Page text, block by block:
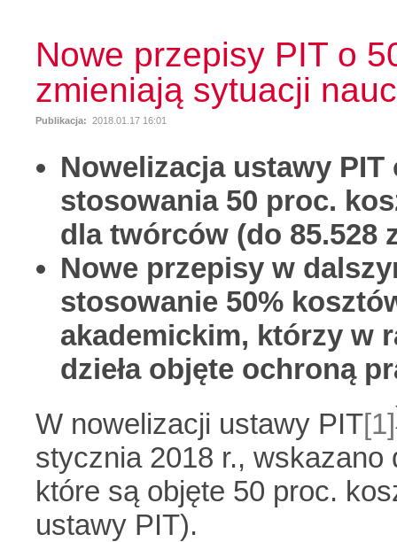
Nowe przepisy PIT o
zmieniają sytuacji
Publikacja: 2018.01.17 16:01
Nowelizacja ustawy
stosowania 50 proc.
dla twórców (do 85.528
Nowe przepisy w
stosowanie 50%
akademickim, którzy w
dzieła objęte ochroną
W nowelizacji ustawy PIT[1]
stycznia 2018 r.,
które są objęte 50 proc.
ustawy PIT).